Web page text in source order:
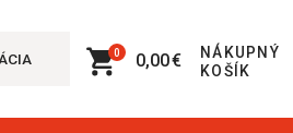
0,00 €
NÁKUPNÝ
KOŠÍK
0